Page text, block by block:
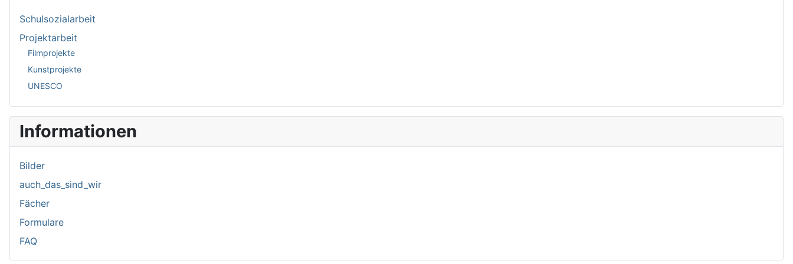
Schulsozialarbeit
Projektarbeit
Filmprojekte
Kunstprojekte
UNESCO
Informationen
Bilder
auch_das_sind_wir
Fächer
Formulare
FAQ